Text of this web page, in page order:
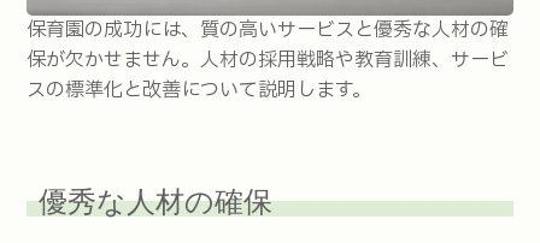
保育園の成功には、質の高いサービスと優秀な人材の確
保が欠かせません。人材の採用戦略や教育訓練、サービ
スの標準化と改善について説明します。
優秀な人材の確保